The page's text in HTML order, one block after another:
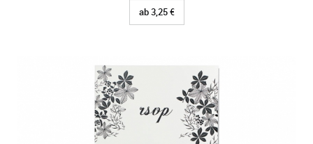
ab 3,25 €